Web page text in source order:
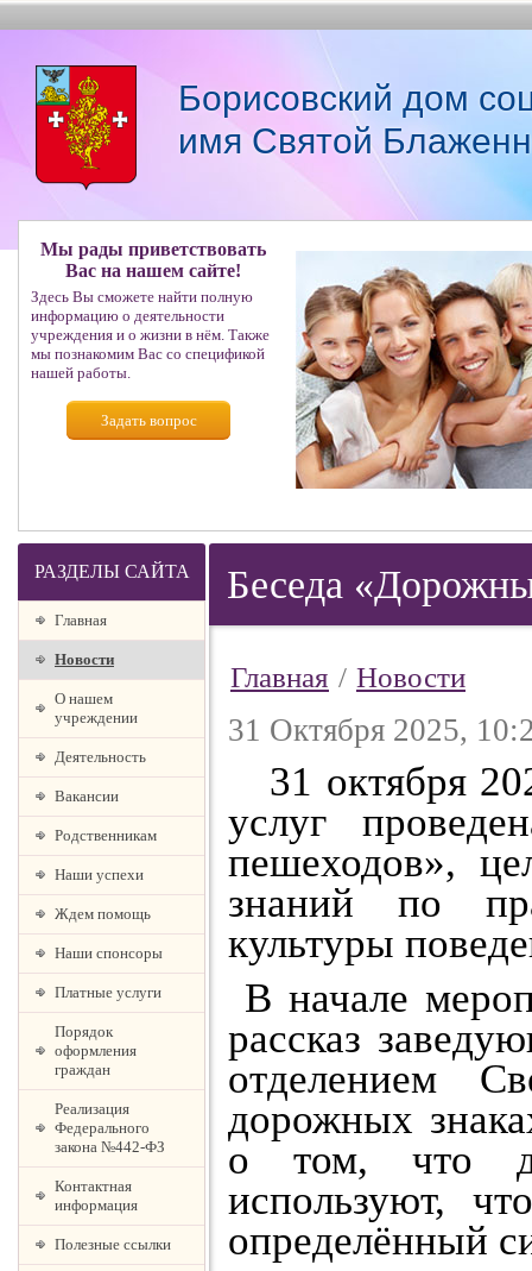
Борисовский дом
имя Святой
Мы рады приветствовать
Вас на нашем сайте!
Здесь Вы сможете найти полную
информацию о деятельности
учреждения и о жизни в нём. Также
мы познакомим Вас со спецификой
нашей работы.
Задать вопрос
РАЗДЕЛЫ САЙТА
Главная
Новости
О нашем
учреждении
Деятельность
Вакансии
Родственникам
Наши успехи
Ждем помощь
Наши спонсоры
Платные услуги
Порядок
оформления
граждан
Реализация
Федерального
закона №442-ФЗ
Контактная
информация
Полезные ссылки
Беседа
Главная / Новости
31 Октября 2025,
31 октября
услуг
пешеходов»,
знаний по
культуры
В начале
рассказ
отделением
дорожных
о том, что
используют,
определённый